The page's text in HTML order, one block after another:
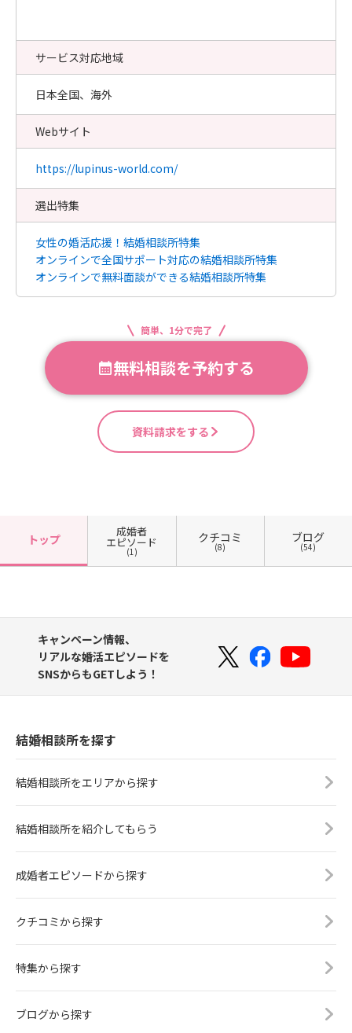
サービス対応地域
日本全国、海外
Webサイト
https://lupinus-world.com/
選出特集
女性の婚活応援！結婚相談所特集
オンラインで全国サポート対応の結婚相談所特集
オンラインで無料面談ができる結婚相談所特集
簡単、1分で完了
無料相談を予約する
資料請求をする
トップ
成婚者
エピソード
(1)
クチコミ
(8)
ブログ
(54)
キャンペーン情報、
リアルな婚活エピソードを
SNSからもGETしよう！
結婚相談所を探す
結婚相談所をエリアから探す
結婚相談所を紹介してもらう
成婚者エピソードから探す
クチコミから探す
特集から探す
ブログから探す